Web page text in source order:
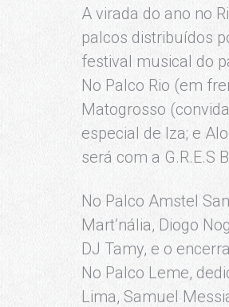
A virada do ano no
palcos distribuídos
festival musical do
No Palco Rio (em
Matogrosso
especial de Iza; e
será com a G.R.E.S
No Palco Amstel
Mart’nália, Diogo
DJ Tamy, e o
No Palco Leme,
Lima, Samuel